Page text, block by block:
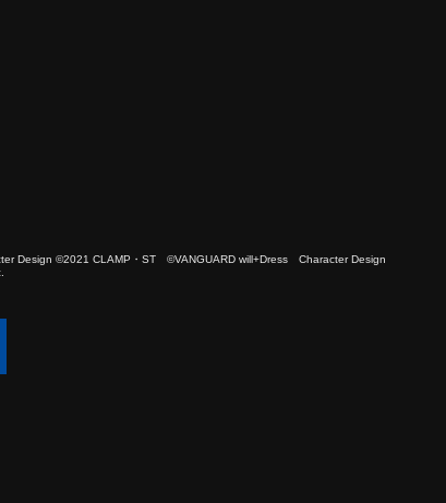
Design ©2021 CLAMP・ST ©VANGUARD will+Dress Character Design